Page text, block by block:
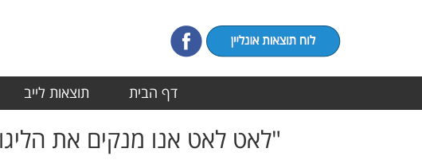
דף הבית תוצאות לייב
"לאט לאט אנו מנקים את